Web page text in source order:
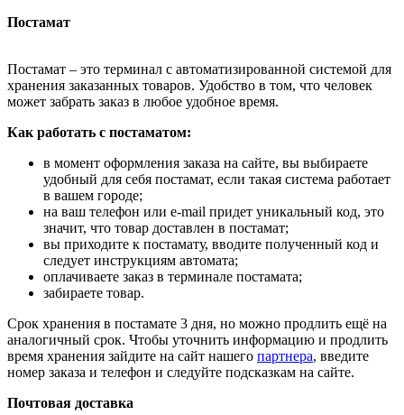
Постамат
Постамат – это терминал с автоматизированной системой для
хранения заказанных товаров. Удобство в том, что человек
может забрать заказ в любое удобное время.
Как работать с постаматом:
в момент оформления заказа на сайте, вы выбираете
удобный для себя постамат, если такая система работает
в вашем городе;
на ваш телефон или e-mail придет уникальный код, это
значит, что товар доставлен в постамат;
вы приходите к постамату, вводите полученный код и
следует инструкциям автомата;
оплачиваете заказ в терминале постамата;
забираете товар.
Срок хранения в постамате 3 дня, но можно продлить ещё на
аналогичный срок. Чтобы уточнить информацию и продлить
время хранения зайдите на сайт нашего партнера, введите
номер заказа и телефон и следуйте подсказкам на сайте.
Почтовая доставка